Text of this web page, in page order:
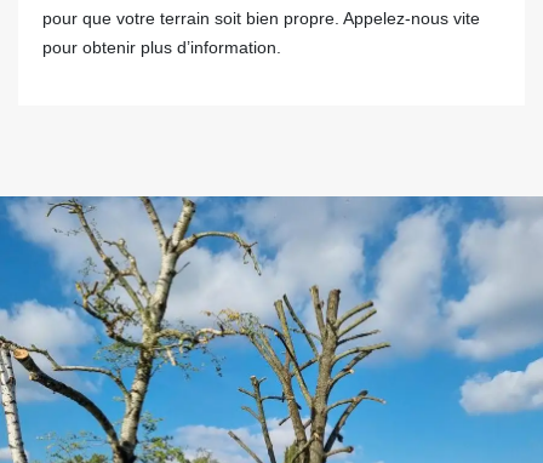
pour que votre terrain soit bien propre. Appelez-nous vite
pour obtenir plus d’information.